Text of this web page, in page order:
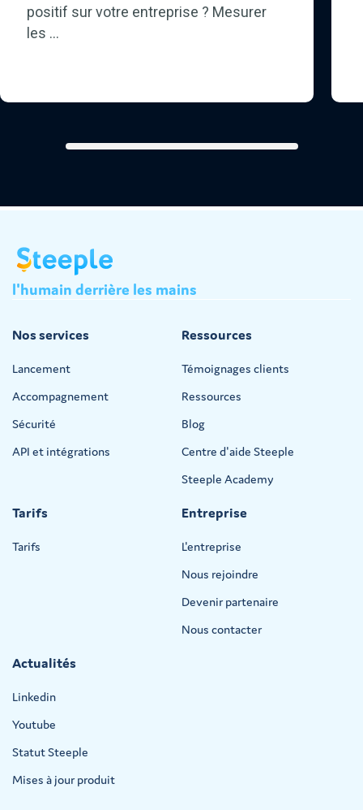
positif sur votre entreprise ? Mesurer
les ...
l'humain derrière les mains
Nos services
Lancement
Accompagnement
Sécurité
API et intégrations
Ressources
Témoignages clients
Ressources
Blog
Centre d'aide Steeple
Steeple Academy
Tarifs
Tarifs
Entreprise
L'entreprise
Nous rejoindre
Devenir partenaire
Nous contacter
Actualités
Linkedin
Youtube
Statut Steeple
Mises à jour produit